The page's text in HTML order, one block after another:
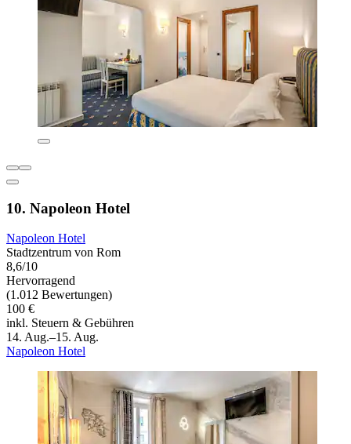
10. Napoleon Hotel
Napoleon Hotel
Stadtzentrum von Rom
8,6/10
Hervorragend
(1.012 Bewertungen)
100 €
inkl. Steuern & Gebühren
14. Aug.–15. Aug.
Napoleon Hotel